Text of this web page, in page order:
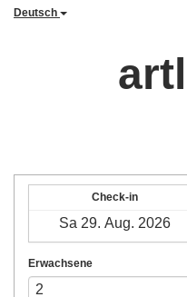
Deutsch
Check-in
Erwachsene